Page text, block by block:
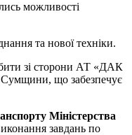
можливості
та нової техніки.
зі сторони АТ «ДАК
Сумщини, що забезпечує
Міністерства
завдань по